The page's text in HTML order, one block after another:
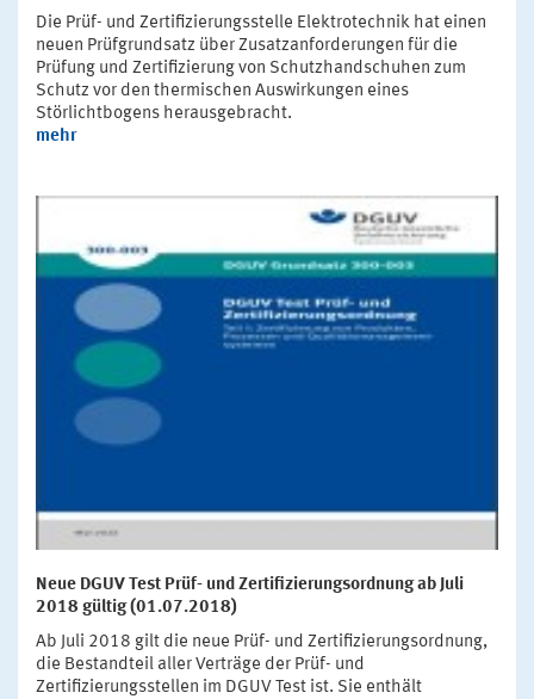
Die Prüf- und Zertifizierungsstelle Elektrotechnik hat einen
neuen Prüfgrundsatz über Zusatzanforderungen für die
Prüfung und Zertifizierung von Schutzhandschuhen zum
Schutz vor den thermischen Auswirkungen eines
Störlichtbogens herausgebracht.
mehr
Neue DGUV Test Prüf- und Zertifizierungsordnung ab Juli
2018 gültig (01.07.2018)
Ab Juli 2018 gilt die neue Prüf- und Zertifizierungsordnung,
die Bestandteil aller Verträge der Prüf- und
Zertifizierungsstellen im DGUV Test ist. Sie enthält